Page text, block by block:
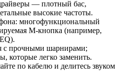
— плотный бас,
высокие частоты.
многофункциональный
M‑кнопка (например,
с прочными шарнирами;
которые легко заменить.
по кабелю и делитесь звуком